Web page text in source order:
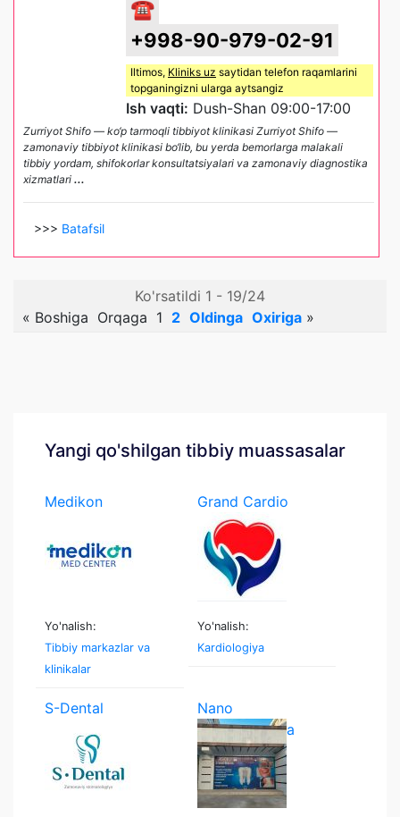
☎
+998-90-979-02-91
Iltimos, Kliniks uz saytidan telefon raqamlarini
topganingizni ularga aytsangiz
Ish vaqti: Dush-Shan 09:00-17:00
Zurriyot Shifo — ko‘p tarmoqli tibbiyot klinikasi Zurriyot Shifo —
zamonaviy tibbiyot klinikasi bo‘lib, bu yerda bemorlarga malakali
tibbiy yordam, shifokorlar konsultatsiyalari va zamonaviy diagnostika
xizmatlari ...
>>> Batafsil
Ko'rsatildi 1 - 19/24
« Boshiga Orqaga 1 2 Oldinga Oxiriga »
Yangi qo'shilgan tibbiy muassasalar
Medikon
Yo'nalish:
Tibbiy markazlar va
klinikalar
Grand Cardio
Yo'nalish:
Kardiologiya
S-Dental
Nano
stomatologiya